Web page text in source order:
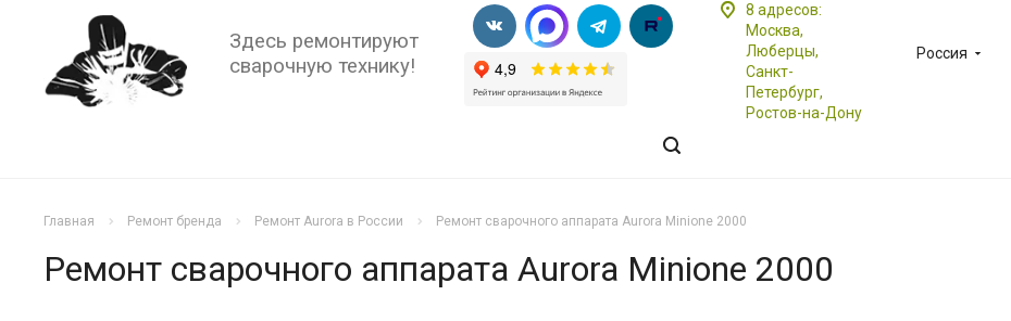
Здесь ремонтируют
сварочную технику!
Россия
8 адресов:
Москва,
Люберцы,
Санкт-
Петербург,
Ростов-на-Дону
Главная Ремонт бренда Ремонт Aurora в России Ремонт сварочного аппарата Aurora Minione 2000
Ремонт сварочного аппарата Aurora Minione 2000